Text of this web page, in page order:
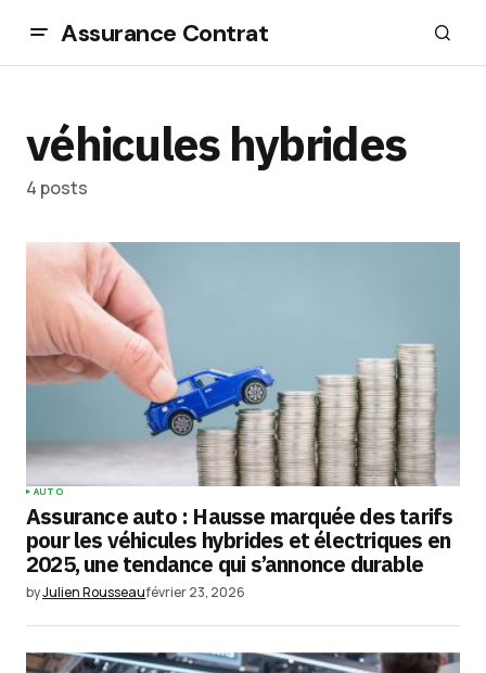
Assurance Contrat
véhicules hybrides
4 posts
AUTO
Assurance auto : Hausse marquée des tarifs
pour les véhicules hybrides et électriques en
2025, une tendance qui s’annonce durable
byJulien Rousseaufévrier 23, 2026